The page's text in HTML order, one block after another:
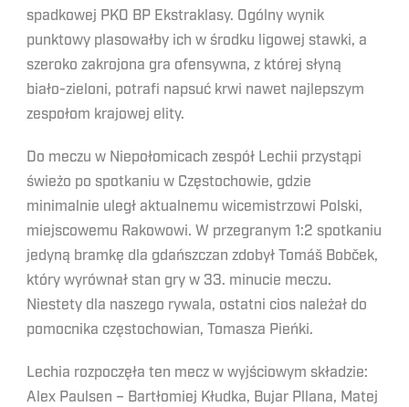
spadkowej PKO BP Ekstraklasy. Ogólny wynik
punktowy plasowałby ich w środku ligowej stawki, a
szeroko zakrojona gra ofensywna, z której słyną
biało-zieloni, potrafi napsuć krwi nawet najlepszym
zespołom krajowej elity.
Do meczu w Niepołomicach zespół Lechii przystąpi
świeżo po spotkaniu w Częstochowie, gdzie
minimalnie uległ aktualnemu wicemistrzowi Polski,
miejscowemu Rakowowi. W przegranym 1:2 spotkaniu
jedyną bramkę dla gdańszczan zdobył Tomáš Bobček,
który wyrównał stan gry w 33. minucie meczu.
Niestety dla naszego rywala, ostatni cios należał do
pomocnika częstochowian, Tomasza Pieńki.
Lechia rozpoczęła ten mecz w wyjściowym składzie:
Alex Paulsen – Bartłomiej Kłudka, Bujar Pllana, Matej